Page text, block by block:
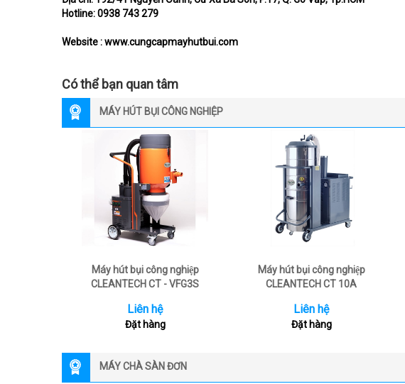
Hotline: 0938 743 279
Website :www.cungcapmayhutbui.com
Có thể bạn quan tâm
MÁY HÚT BỤI CÔNG NGHIỆP
Máy hút bụi công nghiệp
CLEANTECH CT - VFG3S
Liên hệ
Đặt hàng
Máy hút bụi công nghiệp
CLEANTECH CT 10A
Liên hệ
Đặt hàng
MÁY CHÀ SÀN ĐƠN